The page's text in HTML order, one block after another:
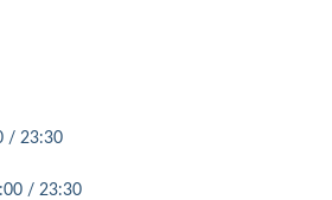
/ 23:30
/ 23:30